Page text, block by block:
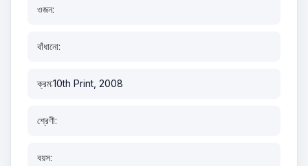
ওজন:
বাঁধানো:
ক্রম:10th Print, 2008
শ্রেণী:
বয়স: